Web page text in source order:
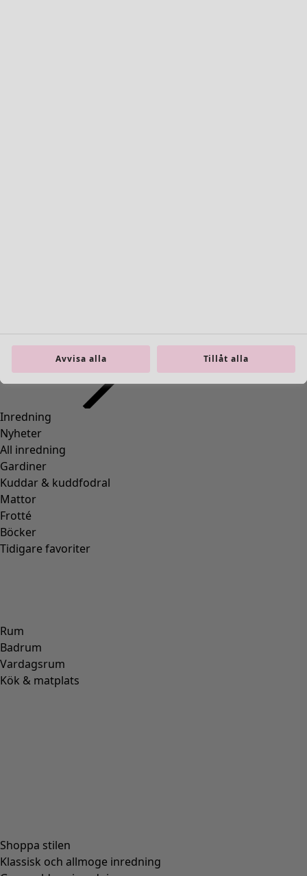
Inredning
Nyheter
All inredning
Gardiner
Kuddar & kuddfodral
Mattor
Frotté
Böcker
Tidigare favoriter
Rum
Badrum
Vardagsrum
Kök & matplats
Shoppa stilen
Klassisk och allmoge inredning
Avvisa alla Tillåt alla